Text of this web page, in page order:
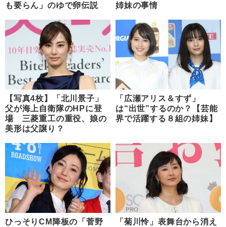
も要らん」のゆで卵伝説
姉妹の事情
【写真4枚】「北川景子」
父が海上自衛隊のHPに登
場 三菱重工の重役、娘の
美形は父譲り？
「広瀬アリス＆すず」
は“出世”するのか？【芸能
界で活躍する８組の姉妹】
ひっそりCM降板の「菅野
「菊川怜」表舞台から消え